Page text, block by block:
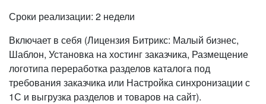
Сроки реализации: 2 недели
Включает в себя (Лицензия Битрикс: Малый бизнес,
Шаблон, Установка на хостинг заказчика, Размещение
логотипа переработка разделов каталога под
требования заказчика или Настройка синхронизации с
1С и выгрузка разделов и товаров на сайт).